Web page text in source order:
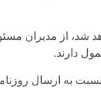
نخواهد شد، از
دارند.
به ارسال